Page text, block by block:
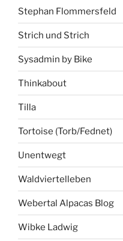
Stephan Flommersfeld
Strich und Strich
Sysadmin by Bike
Thinkabout
Tilla
Tortoise (Torb/Fednet)
Unentwegt
Waldviertelleben
Webertal Alpacas Blog
Wibke Ladwig